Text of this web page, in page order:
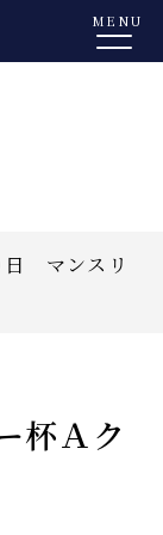
MENU
マンスリ
杯Ａク